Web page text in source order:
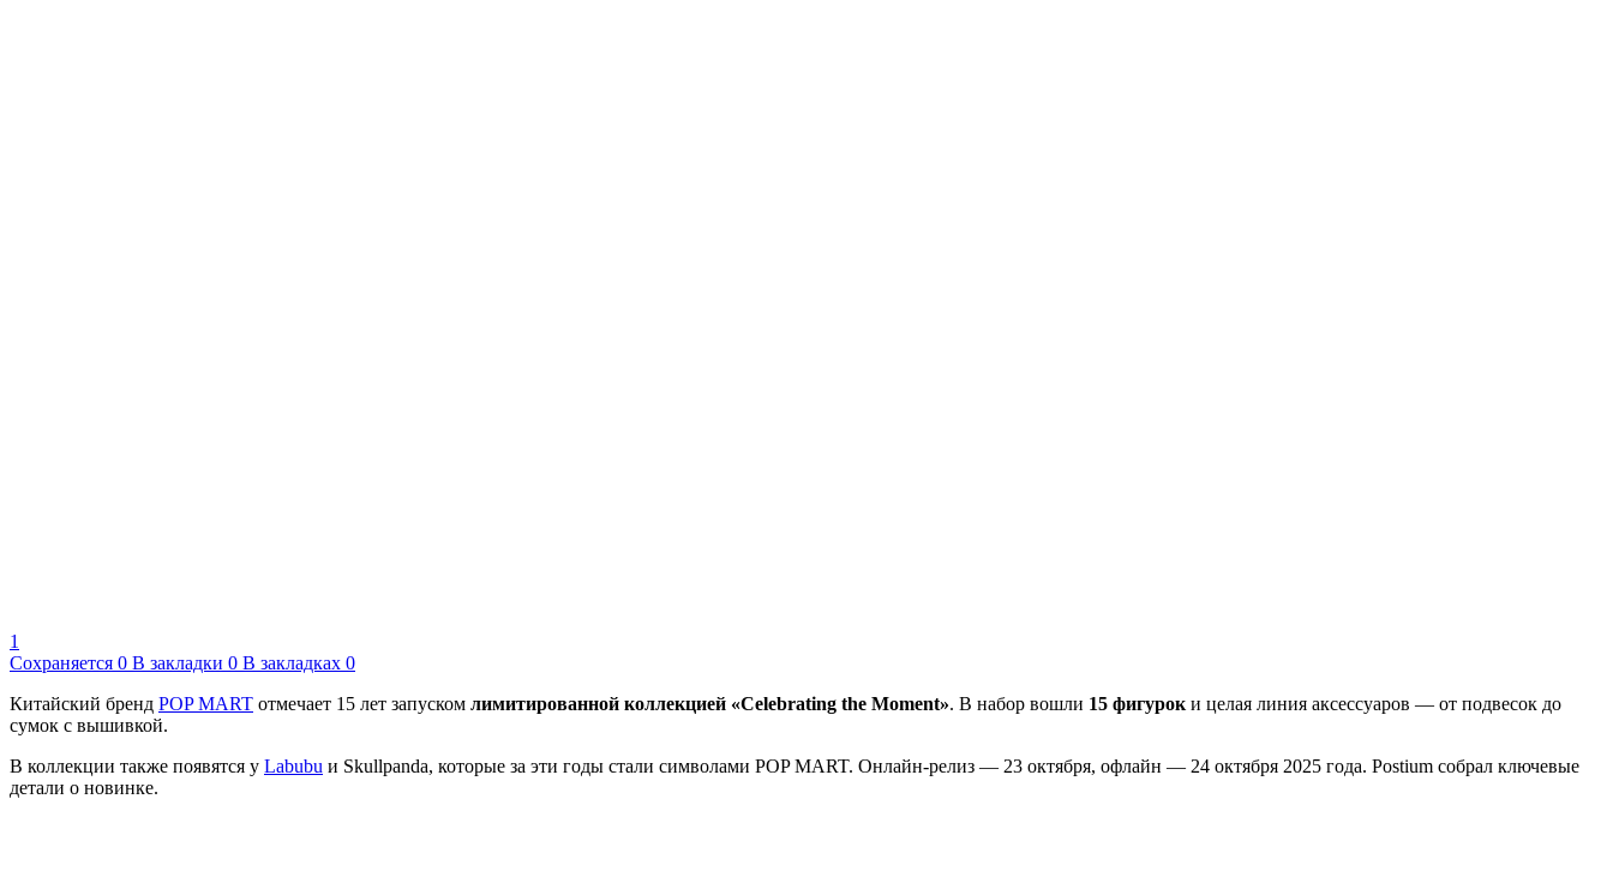
1
Сохраняется 0 В закладки 0 В закладках 0
Китайский бренд POP MART отмечает 15 лет запуском лимитированной коллекцией «Celebrating the Moment». В набор вошли 15 фигурок и целая линия аксессуаров — от подвесок до
сумок с вышивкой.
В коллекции также появятся у Labubu и Skullpanda, которые за эти годы стали символами POP MART. Онлайн-релиз — 23 октября, офлайн — 24 октября 2025 года. Postium собрал ключевые
детали о новинке.